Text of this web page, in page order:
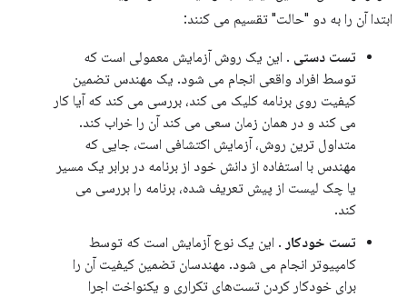
ابتدا آن را به دو "حالت" تقسیم می کنند:
تست دستی . این یک روش آزمایش معمولی است که
توسط افراد واقعی انجام می شود. یک مهندس تضمین
کیفیت روی برنامه کلیک می کند، بررسی می کند که آیا کار
می کند و در همان زمان سعی می کند آن را خراب کند.
متداول ترین روش، آزمایش اکتشافی است، جایی که
مهندس با استفاده از دانش خود از برنامه در برابر یک مسیر
یا چک لیست از پیش تعریف شده، برنامه را بررسی می
کند.
تست خودکار . این یک نوع آزمایش است که توسط
کامپیوتر انجام می شود. مهندسان تضمین کیفیت آن را
برای خودکار کردن تست‌های تکراری و یکنواخت اجرا